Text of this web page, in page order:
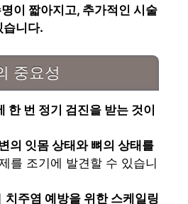
이 짧아지고, 추가적인 시술
습니다.
중요성
한 번 정기 검진을 받는 것이
의 잇몸 상태와 뼈의 상태를
를 조기에 발견할 수 있습니
치주염 예방을 위한 스케일링